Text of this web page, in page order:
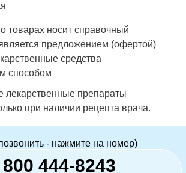
товарах носит справочный
предложением (офертой)
средства
способом
лекарственные препараты
при наличии рецепта врача.
- нажмите на номер)
444-8243